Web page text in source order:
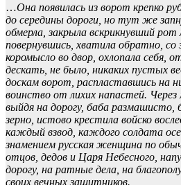
…Она появилась из ворот крепко
до середины дороги, но тут же
обмерла, закрыла вскрикнувший
повернувшись, хватила обратно, со
коромысло во двор, охлопала себя,
дескать, не было, никаких пустых
доскам ворот, распластавшись на
воинство от лихих напастей.
выйдя на дорогу, баба размашисто,
зерно, истово крестила войско
каждый взвод, каждого солдата
знамением русская женщина по
отцов, дедов и Царя Небесного,
дорогу, на ратные дела, на
своих вечных защитников.